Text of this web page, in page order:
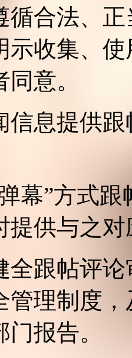
循合法、
示收集、
意。
信息提供
弹幕”方式
提供与之
全跟帖评
管理制度
报告。